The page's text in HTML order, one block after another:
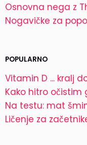
Osnovna nega z
Nogavičke za
POPULARNO
Vitamin D ... kralj
Kako hitro očistim
Na testu: mat
Ličenje za